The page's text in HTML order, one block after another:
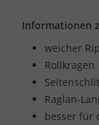
Informationen
weicher
Rollkragen
Raglan-
besser für